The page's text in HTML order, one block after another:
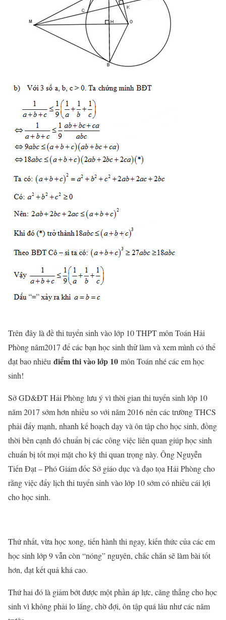
Trên đây là đề thi tuyển sinh vào lớp 10 THPT môn Toán Hải
Phòng năm2017 để các bạn học sinh thử làm và xem mình có thể
đạt bao nhiêu điểm thi vào lớp 10 môn Toán nhé các em học
sinh!
Sở GD&ĐT Hải Phòng lưu ý vì thời gian thi tuyển sinh lớp 10
năm 2017 sớm hơn nhiều so với năm 2016 nên các trường THCS
phải đẩy mạnh, nhanh kế hoạch dạy và ôn tập cho học sinh, đồng
thời bên cạnh đó chuẩn bị các công việc liên quan giúp học sinh
chuẩn bị tốt mọi mặt cho kỳ thi quan trọng này. Ông Nguyễn
Tiến Đạt – Phó Giám đốc Sở giáo dục và đạo tọa Hải Phòng cho
rằng việc đẩy lịch thi tuyển sinh vào lớp 10 sớm có nhiều cái lợi
cho học sinh.
Thứ nhất, vừa học xong, tiến hành thi ngay, kiến thức của các em
học sinh lớp 9 vẫn còn “nóng” nguyên, chắc chắn sẽ làm bài tốt
hơn, đạt kết quả khá cao.
Thứ hai đó là giảm bớt được một phần áp lực, căng thẳng cho học
sinh vì không phải lo lắng, chờ đợi, ôn tập quá lâu như các năm